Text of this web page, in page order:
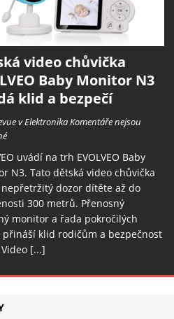
video chůvička
Baby Monitor N3
klid a bezpečí
v ElektronikaKomentáře nejsou
uvádí na trh EVOLVEO Baby
N3. Tato dětská video chůvička
dozor dítěte až do
300 metrů. Přenosný
monitor a řada pokročilých
klid rodičům a bezpečnost
[...]